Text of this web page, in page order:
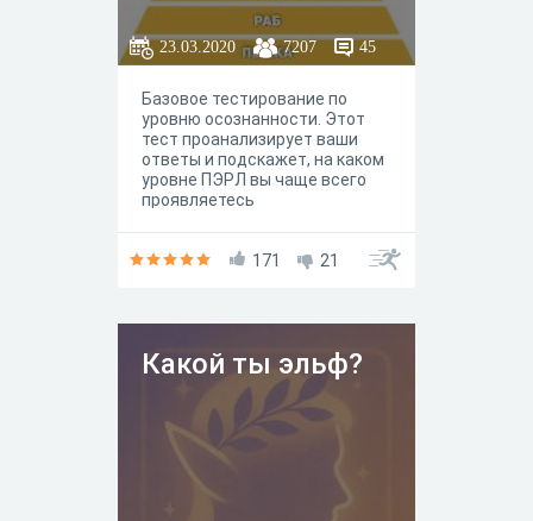
23.03.2020 7207 45
Базовое тестирование по
уровню осознанности. Этот
тест проанализирует ваши
ответы и подскажет, на каком
уровне ПЭРЛ вы чаще всего
проявляетесь
171 21
Какой ты эльф?